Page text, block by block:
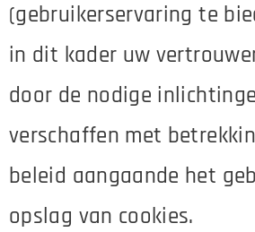
(gebruikerservaring te
in dit kader uw
door de nodige
verschaffen met
beleid aangaande het
opslag van cookies.